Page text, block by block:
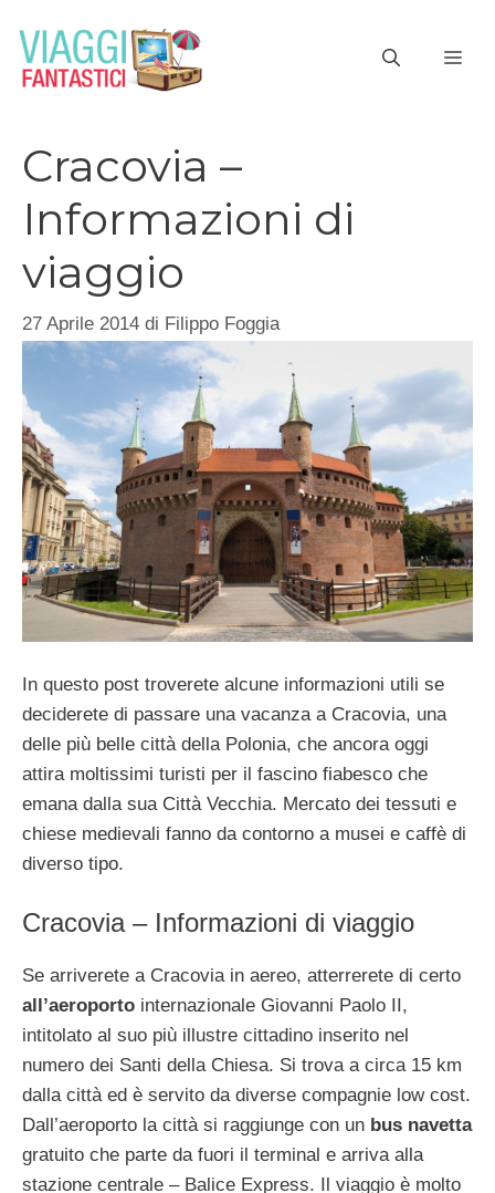
contenuto
Cracovia –
Informazioni di
viaggio
27 Aprile 2014 di Filippo Foggia
In questo post troverete alcune informazioni utili se
deciderete di passare una vacanza a Cracovia, una
delle più belle città della Polonia, che ancora oggi
attira moltissimi turisti per il fascino fiabesco che
emana dalla sua Città Vecchia. Mercato dei tessuti e
chiese medievali fanno da contorno a musei e caffè di
diverso tipo.
Cracovia – Informazioni di viaggio
Se arriverete a Cracovia in aereo, atterrerete di certo
all’aeroporto internazionale Giovanni Paolo II,
intitolato al suo più illustre cittadino inserito nel
numero dei Santi della Chiesa. Si trova a circa 15 km
dalla città ed è servito da diverse compagnie low cost.
Dall’aeroporto la città si raggiunge con un bus navetta
gratuito che parte da fuori il terminal e arriva alla
stazione centrale – Balice Express. Il viaggio è molto